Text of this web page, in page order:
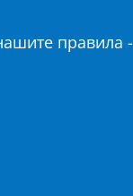
правила -